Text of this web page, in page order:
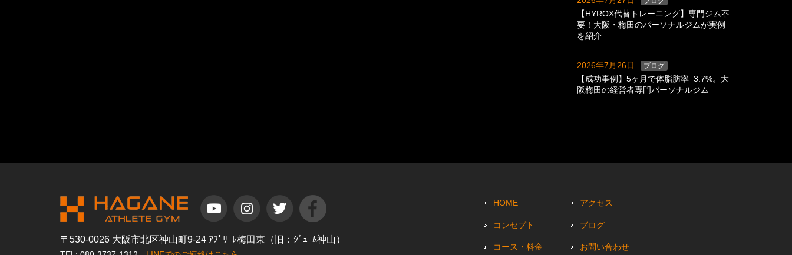
【HYROX代替トレーニング】専門ジム不
要！大阪・梅田のパーソナルジムが実例
を紹介
2026年7月26日 ブログ
【成功事例】5ヶ月で体脂肪率−3.7%。大
阪梅田の経営者専門パーソナルジム
〒530-0026 大阪市北区神山町9-24 ｱﾌﾟﾘｰﾚ梅田東（旧：ｼﾞｭｰﾑ神山）
HOME
コンセプト
コース・料金
アクセス
ブログ
お問い合わせ